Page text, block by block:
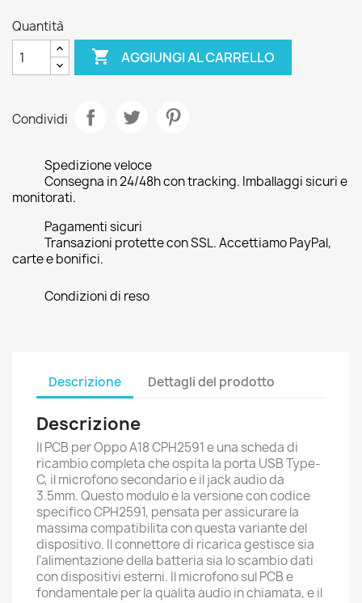
Quantità
 AGGIUNGI AL CARRELLO
Condividi
Spedizione veloce
Consegna in 24/48h con tracking. Imballaggi sicuri e
monitorati.
Pagamenti sicuri
Transazioni protette con SSL. Accettiamo PayPal,
carte e bonifici.
Condizioni di reso
Descrizione Dettagli del prodotto
Descrizione
Il PCB per Oppo A18 CPH2591 e una scheda di
ricambio completa che ospita la porta USB Type-
C, il microfono secondario e il jack audio da
3.5mm. Questo modulo e la versione con codice
specifico CPH2591, pensata per assicurare la
massima compatibilita con questa variante del
dispositivo. Il connettore di ricarica gestisce sia
l'alimentazione della batteria sia lo scambio dati
con dispositivi esterni. Il microfono sul PCB e
fondamentale per la qualita audio in chiamata, e il